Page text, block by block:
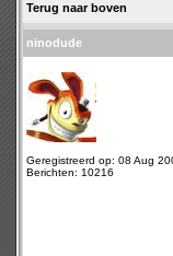
Terug naar boven
ninodude
Geregistreerd op: 08 Aug
Berichten: 10216